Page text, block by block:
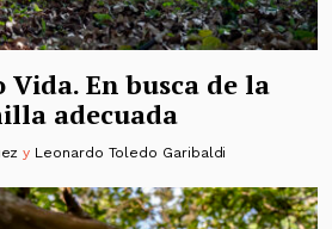
Vida. En busca de la
adecuada
y Leonardo Toledo Garibaldi